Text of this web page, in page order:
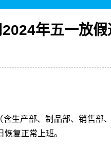
年五一放假
含生产部、制品部、销售部
复正常上班。